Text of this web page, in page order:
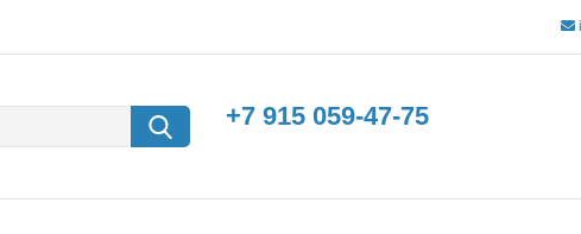
+7 915 059-47-75